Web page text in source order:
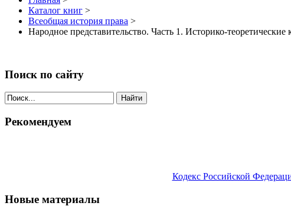
Каталог книг >
Всеобщая история права >
Народное представительство. Часть 1. Историко-теоретические
Поиск по сайту
Найти
Рекомендуем
Кодекс Российской
Новые материалы